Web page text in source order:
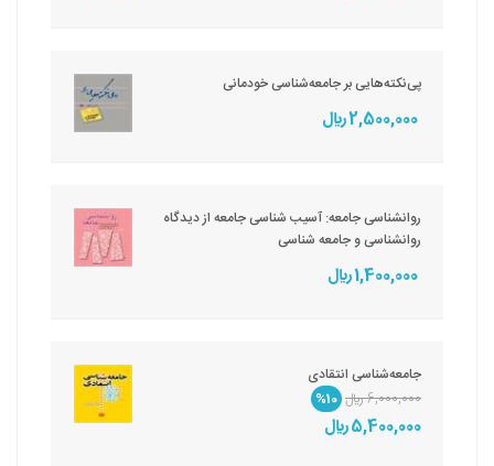
پی‌نکته‌هایی بر جامعه‌شناسی خودمانی
2,500,000 ريال
روانشناسی جامعه: آسیب شناسی جامعه از دیدگاه
روانشناسی و جامعه شناسی
1,400,000 ريال
جامعه‌شناسی انتقادی
6,000,000 ريال
%10
5,400,000 ريال